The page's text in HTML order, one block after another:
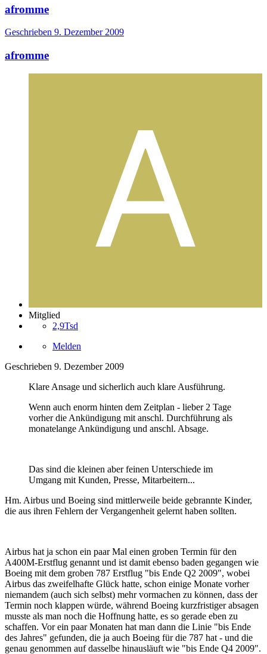
afromme
Geschrieben 9. Dezember 2009
afromme
Mitglied
2,9Tsd
Melden
Geschrieben 9. Dezember 2009
Klare Ansage und sicherlich auch klare Ausführung.
Wenn auch enorm hinten dem Zeitplan - lieber 2 Tage
vorher die Ankündigung mit anschl. Durchführung als
monatelange Ankündigung und anschl. Absage.
Das sind die kleinen aber feinen Unterschiede im
Umgang mit Kunden, Presse, Mitarbeitern...
Hm. Airbus und Boeing sind mittlerweile beide gebrannte Kinder,
die aus ihren Fehlern der Vergangenheit gelernt haben sollten.
Airbus hat ja schon ein paar Mal einen groben Termin für den
A400M-Erstflug genannt und ist damit ebenso baden gegangen wie
Boeing mit dem groben 787 Erstflug "bis Ende Q2 2009", wobei
Airbus das zweifelhafte Glück hatte, schon einige Monate vorher
niemandem (auch sich selbst) mehr vormachen zu können, dass der
Termin noch klappen würde, während Boeing kurzfristiger absagen
musste als man noch die Hoffnung hatte, es so gerade eben zu
schaffen. Vor ein paar Monaten hat man dann die Linie "bis Ende
des Jahres" gefunden, die ja auch Boeing für die 787 hat - und die
genau genommen auf dasselbe hinausläuft wie "bis Ende Q4 2009".